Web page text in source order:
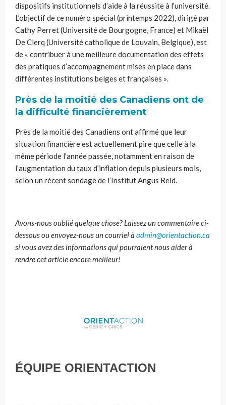
dispositifs institutionnels d’aide à la réussite à l’université.
L’objectif de ce numéro spécial (printemps 2022), dirigé par
Cathy Perret (Université de Bourgogne, France) et Mikaël
De Clerq (Université catholique de Louvain, Belgique), est
de « contribuer à une meilleure documentation des effets
des pratiques d’accompagnement mises en place dans
différentes institutions belges et françaises ».
Près de la moitié des Canadiens ont de
la difficulté financièrement
Près de la moitié des Canadiens ont affirmé que leur
situation financière est actuellement pire que celle à la
même période l’année passée, notamment en raison de
l’augmentation du taux d’inflation depuis plusieurs mois,
selon un récent sondage de l’Institut Angus Reid.
Avons-nous oublié quelque chose? Laissez un commentaire ci-
dessous ou envoyez-nous un courriel à admin@orientaction.ca
si vous avez des informations qui pourraient nous aider à
rendre cet article encore meilleur!
ÉQUIPE ORIENTACTION